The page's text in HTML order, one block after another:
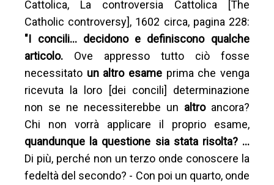
Cattolica, La controversia Cattolica [The
Catholic controversy], 1602 circa, pagina 228:
"I concili… decidono e definiscono qualche
articolo. Ove appresso tutto ciò fosse
necessitato un altro esame prima che venga
ricevuta la loro [dei concili] determinazione
non se ne necessiterebbe un altroancora?
Chi non vorrà applicare il proprio esame,
quandunque la questione sia stata risolta? …
Di più, perché non un terzo onde conoscere la
fedeltà del secondo? - Con poi un quarto, onde